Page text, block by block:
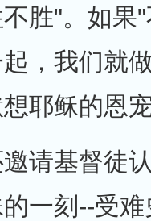
胜"。如果
，我们就
耶稣的恩宠
请基督徒
一刻--受